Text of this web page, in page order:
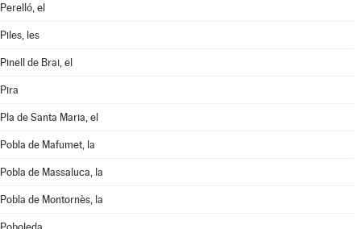
Perelló, el
Piles, les
Pinell de Brai, el
Pira
Pla de Santa Maria, el
Pobla de Mafumet, la
Pobla de Massaluca, la
Pobla de Montornès, la